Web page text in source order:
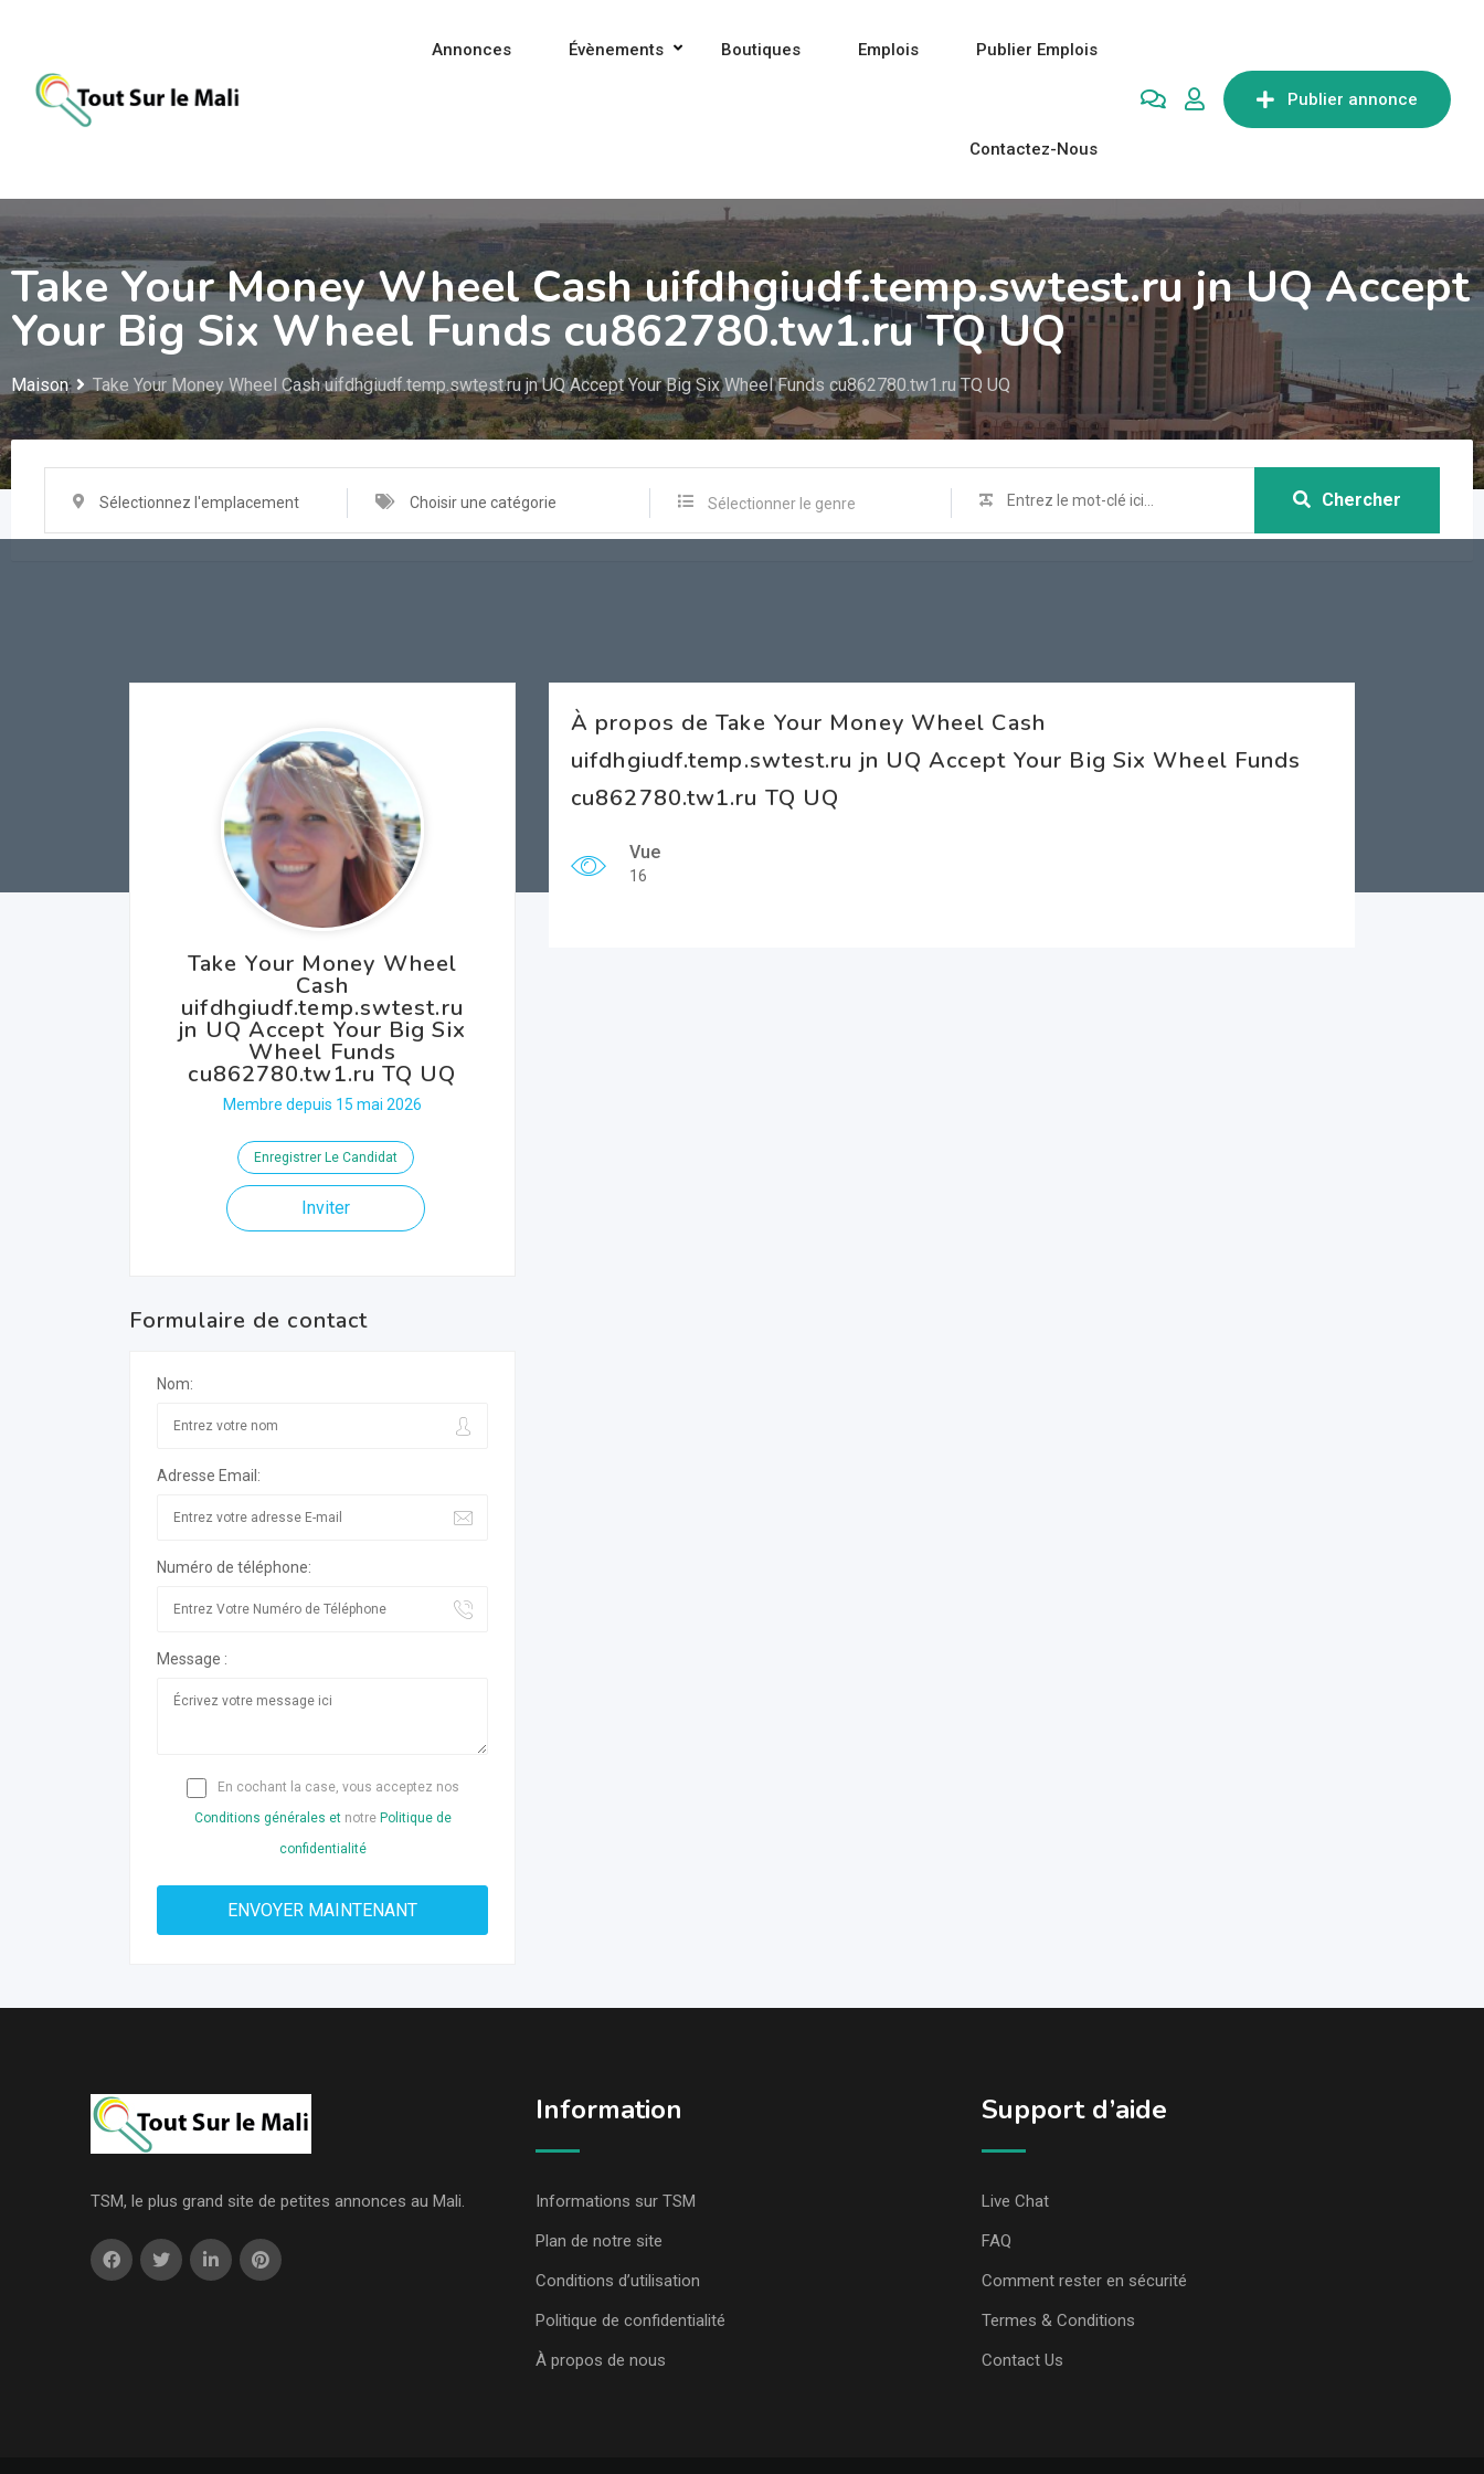
contenu
Publier annonce
Annonces Évènements Boutiques Emplois Publier Emplois
Contactez-Nous
Take Your Money Wheel Cash uifdhgiudf.temp.swtest.ru jn UQ Accept
Your Big Six Wheel Funds cu862780.tw1.ru TQ UQ
Maison Take Your Money Wheel Cash uifdhgiudf.temp.swtest.ru jn UQ Accept Your Big Six Wheel Funds cu862780.tw1.ru TQ UQ
Sélectionnez l'emplacement Choisir une catégorie Sélectionner le genre Chercher
Take Your Money Wheel
Cash
uifdhgiudf.temp.swtest.ru
jn UQ Accept Your Big Six
Wheel Funds
cu862780.tw1.ru TQ UQ
Membre depuis 15 mai 2026
Enregistrer Le Candidat
Inviter
Formulaire de contact
Nom:
Adresse Email:
Numéro de téléphone:
Message :
En cochant la case, vous acceptez nos
Conditions générales etnotre Politique de
confidentialité
À propos de Take Your Money Wheel Cash
uifdhgiudf.temp.swtest.ru jn UQ Accept Your Big Six Wheel Funds
cu862780.tw1.ru TQ UQ
Vue
16
TSM, le plus grand site de petites annonces au Mali.
Information
Informations sur TSM
Plan de notre site
Conditions d’utilisation
Politique de confidentialité
À propos de nous
Support d’aide
Live Chat
FAQ
Comment rester en sécurité
Termes & Conditions
Contact Us